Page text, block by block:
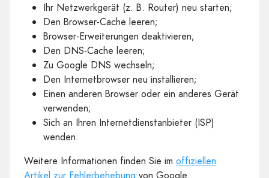
Ihr Netzwerkgerät (z. B. Router) neu starten;
Den Browser-Cache leeren;
Browser-Erweiterungen deaktivieren;
Den DNS-Cache leeren;
Zu Google DNS wechseln;
Den Internetbrowser neu installieren;
Einen anderen Browser oder ein anderes Gerät
verwenden;
Sich an Ihren Internetdienstanbieter (ISP)
wenden.
Weitere Informationen finden Sie im offiziellen